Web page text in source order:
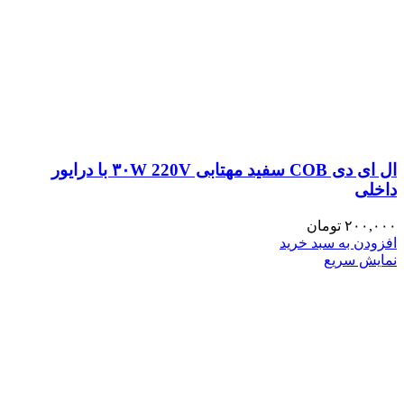
ال ای دی COB سفید مهتابی ۳۰W 220V با درایور
داخلی
۲۰۰,۰۰۰ تومان
افزودن به سبد خرید
نمایش سریع